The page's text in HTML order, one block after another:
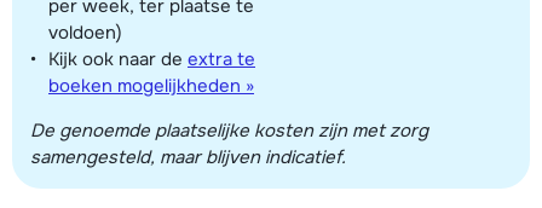
per week, ter plaatse te
voldoen)
Kijk ook naar de extra te
boeken mogelijkheden »
De genoemde plaatselijke kosten zijn met zorg
samengesteld, maar blijven indicatief.